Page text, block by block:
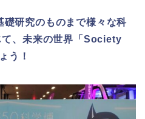
礎研究のものまで様々な科
、未来の世界「Society
う！